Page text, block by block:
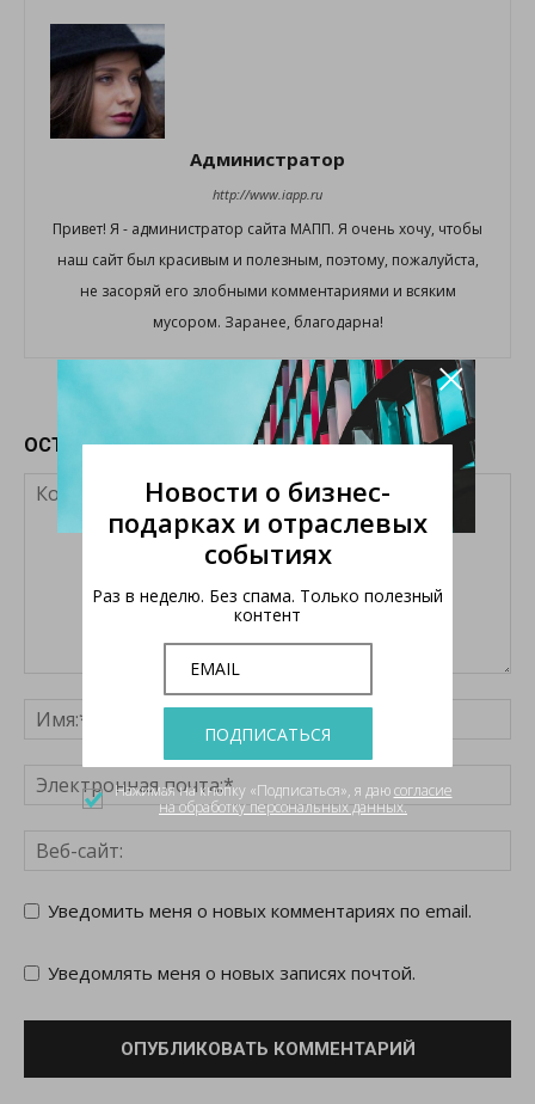
Новости о бизнес-
подарках и отраслевых
событиях
Раз в неделю. Без спама. Только полезный
контент
ПОДПИСАТЬСЯ
Нажимая на кнопку «Подписаться», я даюсогласие
на обработку персональных данных.
×
Администратор
http://www.iapp.ru
Привет! Я - администратор сайта МАПП. Я очень хочу, чтобы
наш сайт был красивым и полезным, поэтому, пожалуйста,
не засоряй его злобными комментариями и всяким
мусором. Заранее, благодарна!
ОСТАВЬТЕ ОТВЕТ
Уведомить меня о новых комментариях по email.
Уведомлять меня о новых записях почтой.